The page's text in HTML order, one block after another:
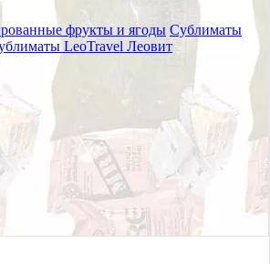
фрукты и ягоды Сублиматы
LeoTravel Леовит